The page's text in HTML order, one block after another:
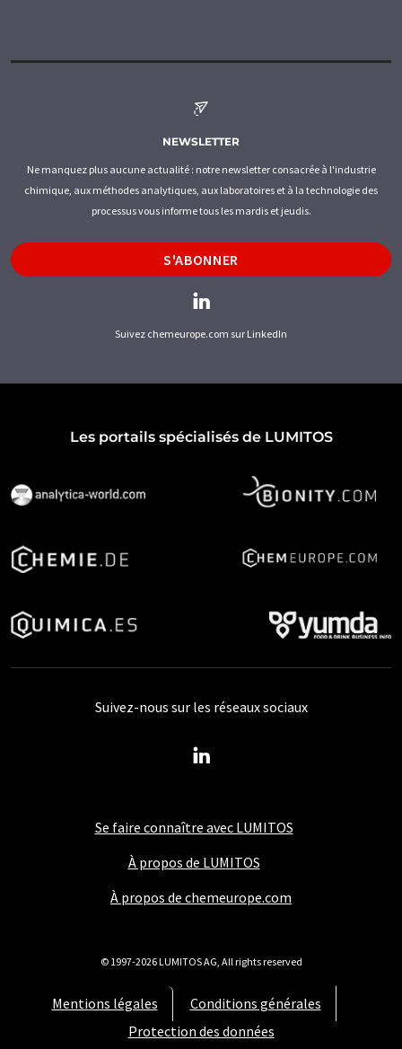
NEWSLETTER
Ne manquez plus aucune actualité : notre newsletter consacrée à l'industrie
chimique, aux méthodes analytiques, aux laboratoires et à la technologie des
processus vous informe tous les mardis et jeudis.
S'ABONNER
Suivez chemeurope.com sur LinkedIn
Les portails spécialisés de LUMITOS
Se faire connaître avec LUMITOS
À propos de LUMITOS
À propos de chemeurope.com
Mentions légales
Conditions générales
Protection des données
Suivez-nous sur les réseaux sociaux
© 1997-2026 LUMITOS AG, All rights reserved